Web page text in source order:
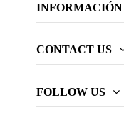
INFORMACIÓN
CONTACT US
FOLLOW US